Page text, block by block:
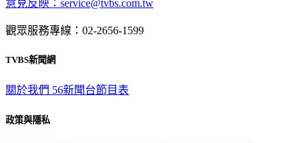
意見反映：service@tvbs.com.tw
觀眾服務專線：02-2656-1599
TVBS新聞網
關於我們 56新聞台節目表
政策與隱私